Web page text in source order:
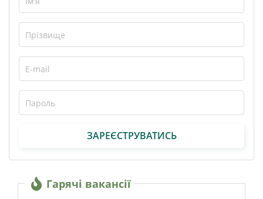
ЗАРЕЄСТРУВАТИСЬ
Гарячі вакансії